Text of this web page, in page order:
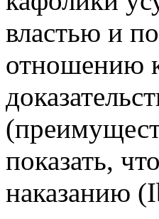
властью и
отношению
показать,
наказанию